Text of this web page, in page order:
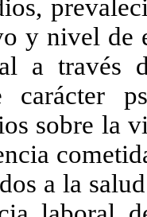
y nivel de
a través
carácter
sobre la
a la